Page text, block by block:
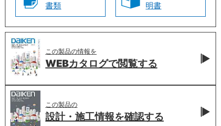
書類
明書
この製品の情報を
WEBカタログで閲覧する
この製品の
設計・施工情報を確認する